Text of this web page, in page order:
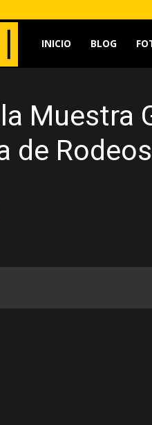
www.caballo.tv
INICIO BLOG
Muestra
de